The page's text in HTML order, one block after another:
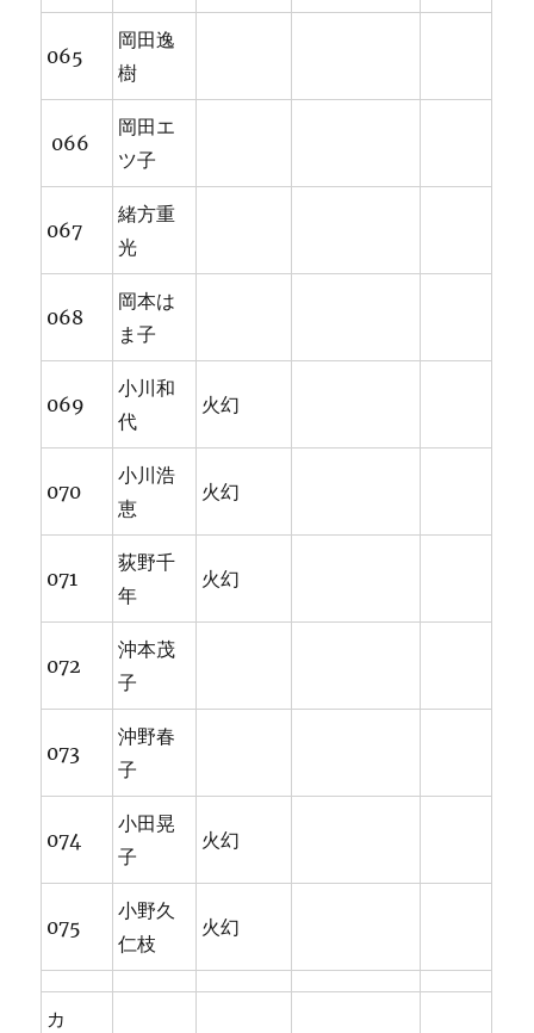
065
岡田逸
樹
066
岡田エ
ツ子
067
緒方重
光
068
岡本は
ま子
069
小川和
代
火幻
070
小川浩
恵
火幻
071
荻野千
年
火幻
072
沖本茂
子
073
沖野春
子
074
小田晃
子
火幻
075
小野久
仁枝
火幻
カ